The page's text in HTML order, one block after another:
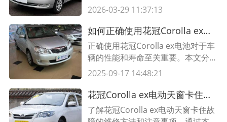
列的保养建议，包括机油更换、轮胎
态良好。
2026-03-29 11:37:13
如何正确使用花冠Corolla ex电池？电池使用技巧分享
正确使用花冠Corolla ex电池对于车
辆的性能和寿命至关重要。本文分享
电池的使用方法和保养技巧，帮助您
2025-09-17 14:48:21
花冠Corolla ex电动天窗卡住故障的维修方法及注意事项
了解花冠Corolla ex电动天窗卡住故